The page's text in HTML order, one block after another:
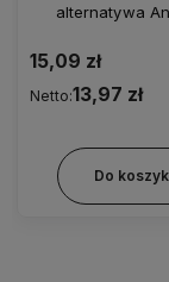
rąk
36,01 zł
Netto:33,34 zł
Do